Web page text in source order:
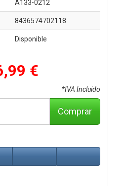
A133-0212
8436574702118
Disponible
€
*IVA Incluido
Comprar